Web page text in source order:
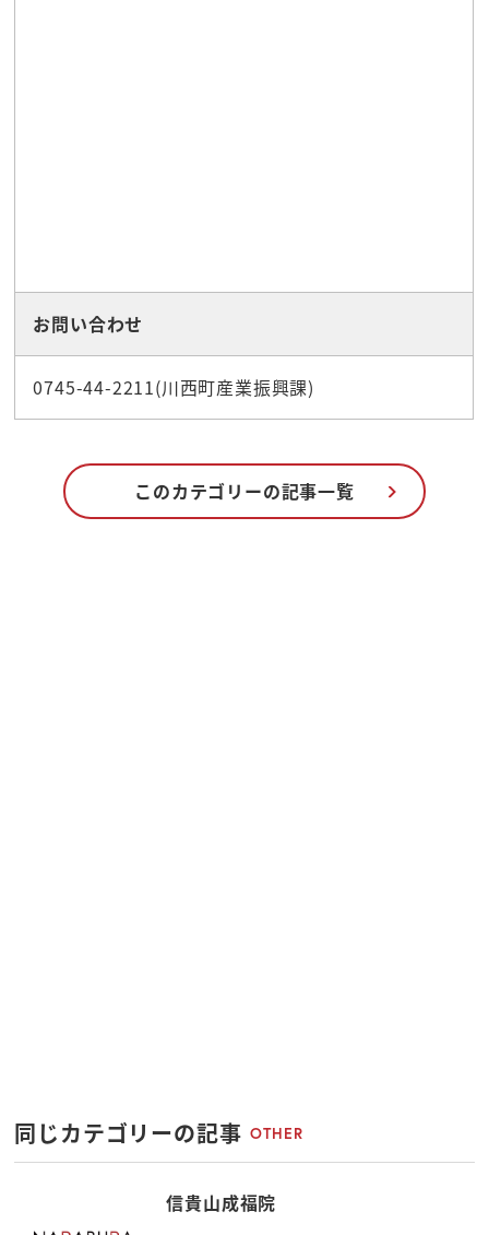
お問い合わせ
0745-44-2211(川西町産業振興課)
このカテゴリーの記事一覧
同じカテゴリーの記事 OTHER
信貴山成福院